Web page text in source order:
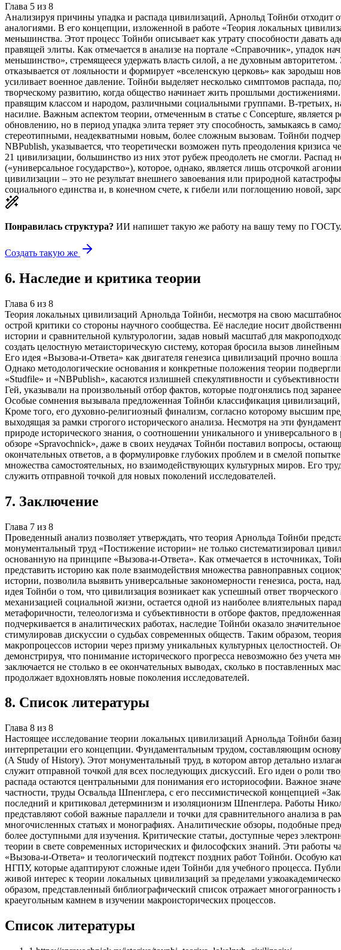
Глава 5 из 8
Анализируя причины упадка и распада цивилизаций, Арнольд Тойнби
аналогиями. В его концепции, изложенной в работе «Теория локальных
меньшинства. Этот процесс Тойнби описывает как утрату способности давать
правящей элиты. Как отмечается в анализе на портале «Справочник», упадок
меньшинство», стремящееся удержать власть силой, а не духовным
отказывается от лояльности и формирует «вселенскую церковь» как зародыш
усиливает военное давление. Тойнби выделяет несколько симптомов распада,
творческому развитию, когда общество начинает жить прошлыми
правящим классом и народом, различными социальными группами. В-третьих,
насилие. Важным аспектом теории, отмеченным в статье с Concepture, является
обновлению, но в период упадка элита теряет эту способность, замыкаясь в
стереотипными, неадекватными новым, более сложным вызовам. Тойнби
NBPublish, указывается, что теоретически возможен путь преодоления кризиса
21 цивилизации, большинство из них этот рубеж преодолеть не смогли. Распад
(«универсальное государство»), которое, однако, является лишь отсрочкой
цивилизации – это не результат внешнего завоевания или природной
социального единства и, в конечном счете, к гибели или поглощению новой,
Понравилась структура? ИИ напишет такую же работу на вашу тему по ГОСТу.
Создать такую же
6. Наследие и критика теории
Глава 6 из 8
Теория локальных цивилизаций Арнольда Тойнби, несмотря на свою
острой критики со стороны научного сообщества. Её наследие носит
истории и сравнительной культурологии, задав новый масштаб для
создать целостную метаисторическую систему, которая бросила вызов
Его идея «Вызова-и-Ответа» как двигателя генезиса цивилизаций прочно
Однако методологические основания и конкретные положения теории
«Studfile» и «NBPublish», касаются излишней спекулятивности и
Гей, указывали на произвольный отбор фактов, которые подгонялись под
Особые сомнения вызывала предложенная Тойнби классификация
Кроме того, его духовно-религиозный финализм, согласно которому высшим
выходящая за рамки строгого исторического анализа. Несмотря на эти
природе исторического знания, о соотношении уникального и
обзоре «Spravochnick», даже в своих неудачах Тойнби поставил вопросы,
окончательных ответов, а в формулировке глубоких проблем и в смелой
множества самостоятельных, но взаимодействующих культурных миров. Его
служить отправной точкой для новых поколений исследователей.
7. Заключение
Глава 7 из 8
Проведенный анализ позволяет утверждать, что теория Арнольда Тойнби
монументальный труд «Постижение истории» не только систематизировал
основанную на принципе «Вызова-и-Ответа». Как отмечается в источниках,
представить историю как поле взаимодействия множества равноправных
истории, позволила выявить универсальные закономерности генезиса, роста,
идея Тойнби о том, что цивилизация возникает как успешный ответ
механизацией социальной жизни, остается одной из наиболее влиятельных
метафоричности, телеологизма и субъективности в отборе фактов,
подчеркивается в аналитических работах, наследие Тойнби оказало
стимулировав дискуссии о судьбах современных обществ. Таким образом,
макропроцессов истории через призму уникальных культурных целостностей.
демонстрируя, что понимание исторического прогресса невозможно без учета
заключается не столько в ее окончательных выводах, сколько в поставленных
продолжает вдохновлять новые поколения исследователей.
8. Список литературы
Глава 8 из 8
Настоящее исследование теории локальных цивилизаций Арнольда Тойнби
интерпретации его концепции. Фундаментальным трудом, составляющим
(A Study of History). Этот монументальный труд, в котором автор детально
служит отправной точкой для всех последующих дискуссий. Его идеи о роли
распада остаются центральными для понимания его историософии. Важное
частности, труды Освальда Шпенглера, с его пессимистической концепцией
последний и критиковал детерминизм и изоляционизм Шпенглера. Работы
представляют собой важные параллели и точки для сравнительного анализа в
многочисленных статьях и монографиях. Аналитические обзоры, подобные
более доступными для изучения. Критические статьи, доступные через
теории в свете современных исторических и философских знаний. Эти
«Вызова-и-Ответа» и теологический подтекст поздних работ Тойнби. Особую
НГПУ, которые адаптируют сложные идеи Тойнби для учебного процесса.
живой интерес к теории локальных цивилизаций за пределами
образом, представленный библиографический список отражает
краеугольным камнем в изучении макроисторических процессов.
Список литературы